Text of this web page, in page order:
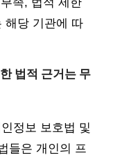
해당 기관에 따
법적 근거는 무
정보 보호법 및
들은 개인의 프